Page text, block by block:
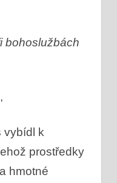
bohoslužbách
k
prostředky
hmotné